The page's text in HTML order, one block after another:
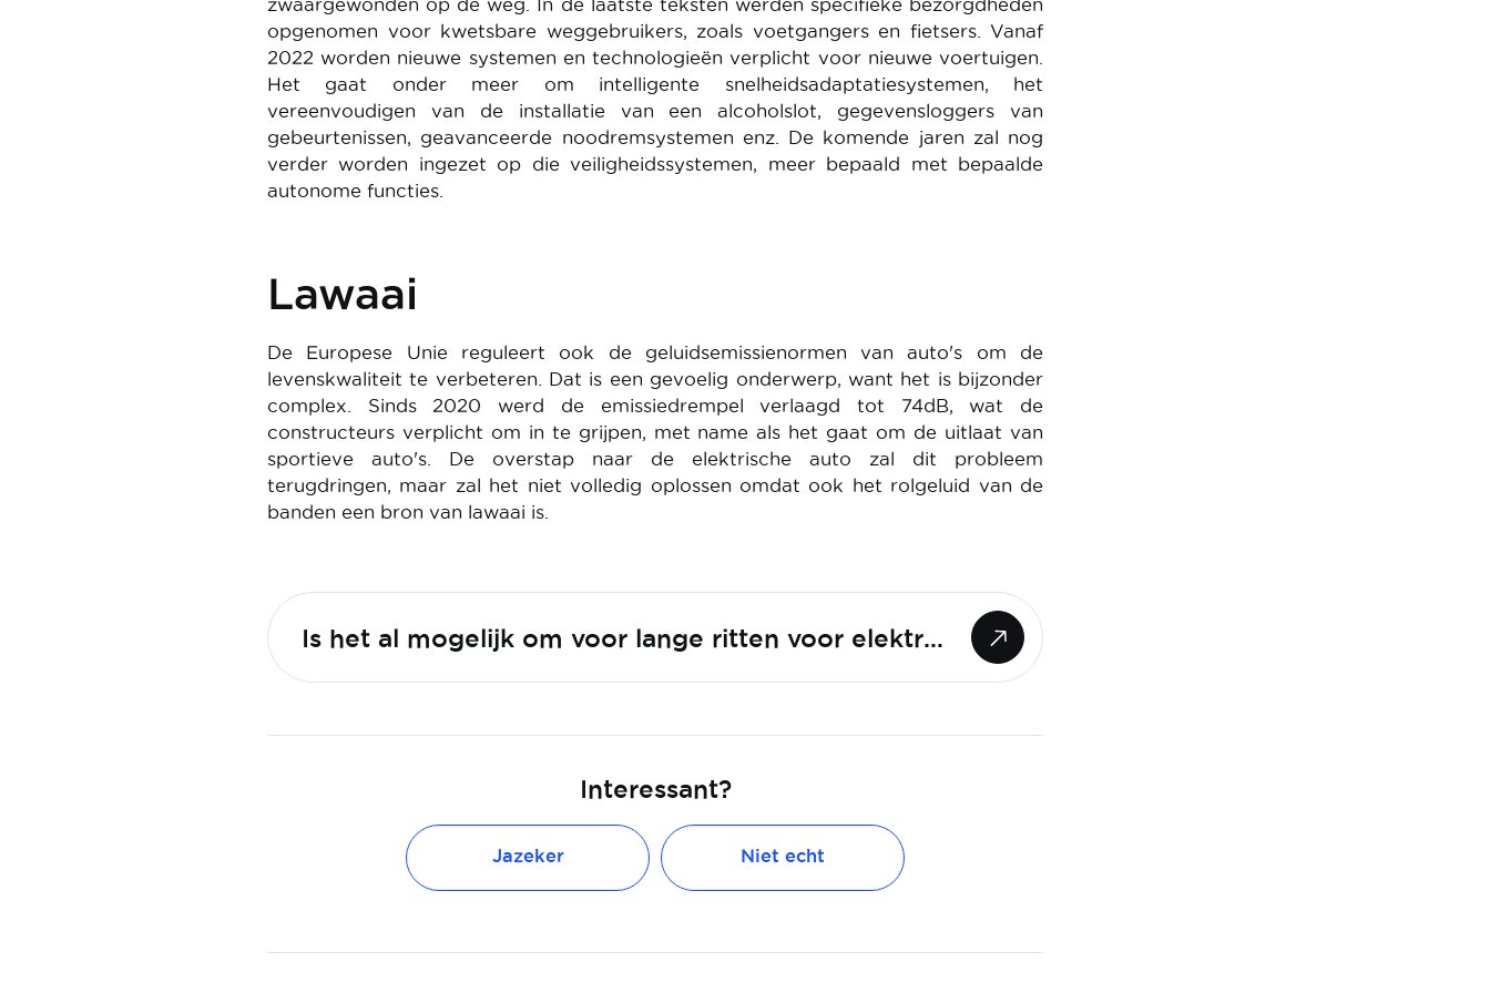
zwaargewonden op de weg. In de laatste teksten werden specifieke bezorgdheden
opgenomen voor kwetsbare weggebruikers, zoals voetgangers en fietsers. Vanaf
2022 worden nieuwe systemen en technologieën verplicht voor nieuwe voertuigen.
Het gaat onder meer om intelligente snelheidsadaptatiesystemen, het
vereenvoudigen van de installatie van een alcoholslot, gegevensloggers van
gebeurtenissen, geavanceerde noodremsystemen enz. De komende jaren zal nog
verder worden ingezet op die veiligheidssystemen, meer bepaald met bepaalde
autonome functies.
Lawaai
De Europese Unie reguleert ook de geluidsemissienormen van auto's om de
levenskwaliteit te verbeteren. Dat is een gevoelig onderwerp, want het is bijzonder
complex. Sinds 2020 werd de emissiedrempel verlaagd tot 74dB, wat de
constructeurs verplicht om in te grijpen, met name als het gaat om de uitlaat van
sportieve auto's. De overstap naar de elektrische auto zal dit probleem
terugdringen, maar zal het niet volledig oplossen omdat ook het rolgeluid van de
banden een bron van lawaai is.
Is het al mogelijk om voor lange ritten voor elektrische auto's te kiezen?
Interessant?
Jazeker Niet echt